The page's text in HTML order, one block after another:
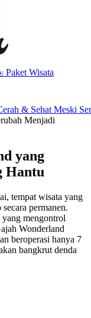
Paket Wisata
& Sehat Meski
Menjadi
yang
Hantu
tempat wisata yang
permanen.
mengontrol
Wonderland
beroperasi hanya 7
bangkrut denda